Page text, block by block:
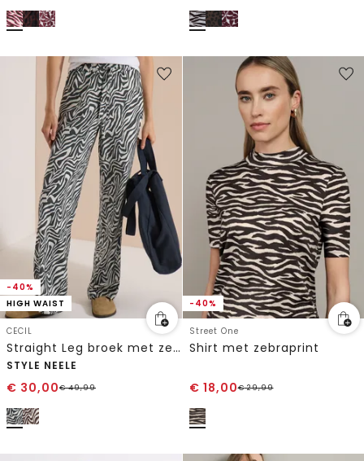
-40%
HIGH WAIST
CECIL
Straight Leg broek met zebraprint
STYLE NEELE
€ 30,00€49,99
-40%
Street One
Shirt met zebraprint
€ 18,00€29,99